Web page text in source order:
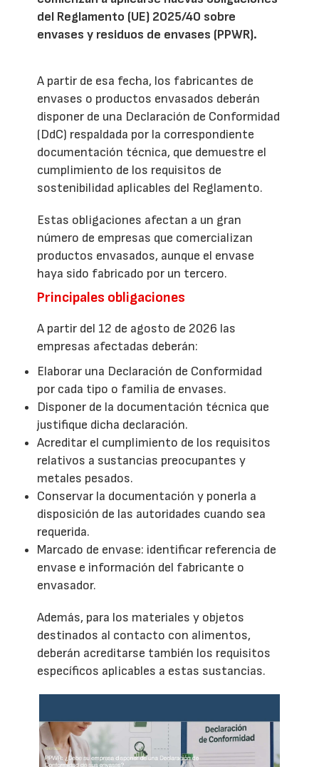
del Reglamento (UE) 2025/40 sobre
envases y residuos de envases (PPWR).
A partir de esa fecha, los fabricantes de
envases o productos envasados deberán
disponer de una Declaración de Conformidad
(DdC) respaldada por la correspondiente
documentación técnica, que demuestre el
cumplimiento de los requisitos de
sostenibilidad aplicables del Reglamento.
Estas obligaciones afectan a un gran
número de empresas que comercializan
productos envasados, aunque el envase
haya sido fabricado por un tercero.
Principales obligaciones
A partir del 12 de agosto de 2026 las
empresas afectadas deberán:
Elaborar una Declaración de Conformidad
por cada tipo o familia de envases.
Disponer de la documentación técnica que
justifique dicha declaración.
Acreditar el cumplimiento de los requisitos
relativos a sustancias preocupantes y
metales pesados.
Conservar la documentación y ponerla a
disposición de las autoridades cuando sea
requerida.
Marcado de envase: identificar referencia de
envase e información del fabricante o
envasador.
Además, para los materiales y objetos
destinados al contacto con alimentos,
deberán acreditarse también los requisitos
específicos aplicables a estas sustancias.